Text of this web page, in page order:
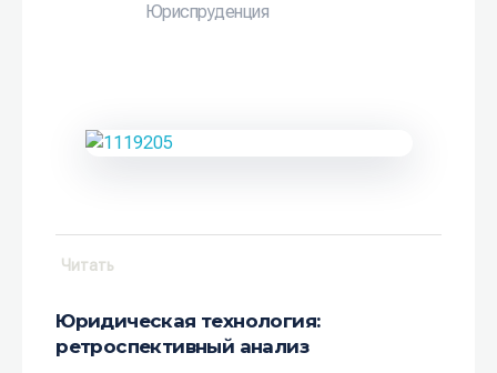
Юриспруденция
Юридическая технология:
ретроспективный анализ
Читать